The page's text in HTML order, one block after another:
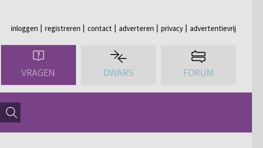
inloggen registreren contact adverteren privacy advertentievrij
VRAGEN DWARS FORUM